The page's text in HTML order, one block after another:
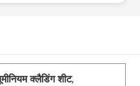
क्लैडिंग शीट,